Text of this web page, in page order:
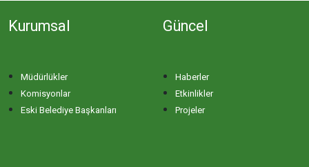
Kurumsal
Müdürlükler
Komisyonlar
Eski Belediye Başkanları
Güncel
Haberler
Etkinlikler
Projeler